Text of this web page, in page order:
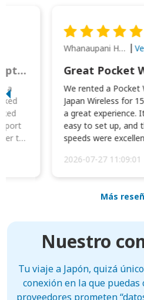
This was wonderful option to a family of four. Everything worked smoothly.
a
to
Whanaupani Henry Joseph Macown
We rented a Pocket
Japan Wireless for
a great experience.
easy to set up, and
speeds were
2026-07-27 11:09:01
Más
Nuestro
Tu viaje a Japón, quizá
conexión en la que
proveedores prometen